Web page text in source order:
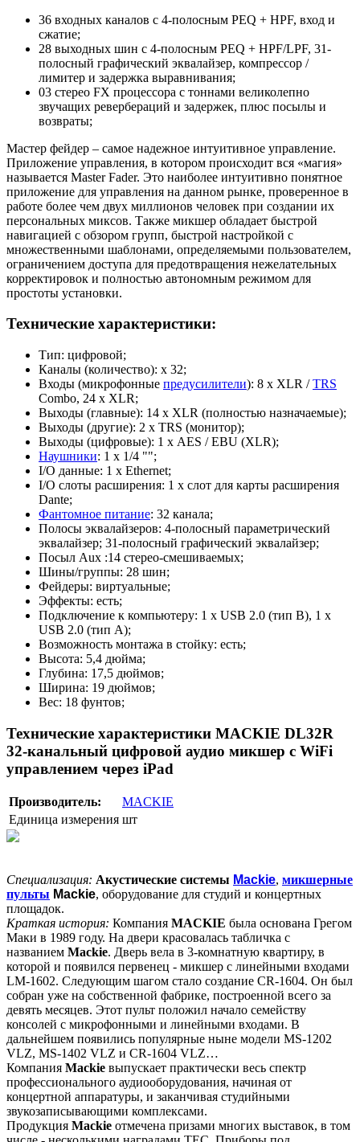
36 входных каналов с 4-полосным PEQ + HPF, вход и
сжатие;
28 выходных шин с 4-полосным PEQ + HPF/LPF, 31-
полосный графический эквалайзер, компрессор /
лимитер и задержка выравнивания;
03 стерео FX процессора с тоннами великолепно
звучащих ревербераций и задержек, плюс посылы и
возвраты;
Мастер фейдер – самое надежное интуитивное управление.
Приложение управления, в котором происходит вся «магия»
называется Master Fader. Это наиболее интуитивно понятное
приложение для управления на данном рынке, проверенное в
работе более чем двух миллионов человек при создании их
персональных миксов. Также микшер обладает быстрой
навигацией с обзором групп, быстрой настройкой с
множественными шаблонами, определяемыми пользователем,
ограничением доступа для предотвращения нежелательных
корректировок и полностью автономным режимом для
простоты установки.
Технические характеристики:
Тип: цифровой;
Каналы (количество): х 32;
Входы (микрофонные предусилители): 8 х XLR /TRS
Combo, 24 х XLR;
Выходы (главные): 14 х XLR (полностью назначаемые);
Выходы (другие): 2 х TRS (монитор);
Выходы (цифровые): 1 х AES / EBU (XLR);
Наушники: 1 х 1/4 "";
I/O данные: 1 х Ethernet;
I/O слоты расширения: 1 х слот для карты расширения
Dante;
Фантомное питание: 32 канала;
Полосы эквалайзеров: 4-полосный параметрический
эквалайзер; 31-полосный графический эквалайзер;
Посыл Aux :14 стерео-смешиваемых;
Шины/группы: 28 шин;
Фейдеры: виртуальные;
Эффекты: есть;
Подключение к компьютеру: 1 х USB 2.0 (тип B), 1 х
USB 2.0 (тип A);
Возможность монтажа в стойку: есть;
Высота: 5,4 дюйма;
Глубина: 17,5 дюймов;
Ширина: 19 дюймов;
Вес: 18 фунтов;
Технические характеристики MACKIE DL32R
32-канальный цифровой аудио микшер с WiFi
управлением через iPad
Производитель:
MACKIE
Единица измерения шт
Специализация: Акустические системы Mackie, микшерные
пульты Mackie, оборудование для студий и концертных
площадок.
Краткая история: Компания MACKIE была основана Грегом
Маки в 1989 году. На двери красовалась табличка с
названием Mackie. Дверь вела в 3-комнатную квартиру, в
которой и появился первенец - микшер с линейными входами
LM-1602. Следующим шагом стало создание CR-1604. Он был
собран уже на собственной фабрике, построенной всего за
девять месяцев. Этот пульт положил начало семейству
консолей с микрофонными и линейными входами. В
дальнейшем появились популярные ныне модели MS-1202
VLZ, MS-1402 VLZ и CR-1604 VLZ…
Компания Mackie выпускает практически весь спектр
профессионального аудиооборудования, начиная от
концертной аппаратуры, и заканчивая студийными
звукозаписывающими комплексами.
Продукция Mackie отмечена призами многих выставок, в том